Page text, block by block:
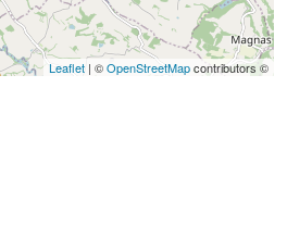
Leaflet | ©OpenStreetMapcontributors ©